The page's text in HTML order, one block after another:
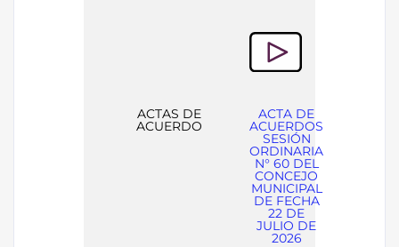
ACTAS DE
ACUERDO
ACTA DE
ACUERDOS
SESIÓN
ORDINARIA
N° 60 DEL
CONCEJO
MUNICIPAL
DE FECHA
22 DE
JULIO DE
2026